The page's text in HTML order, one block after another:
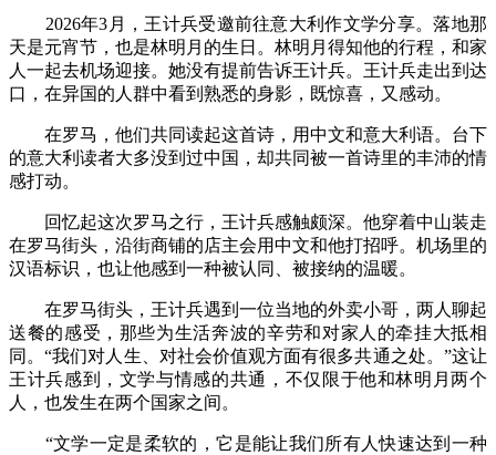
2026年3月，王计兵受邀前往意大利作文学分享。落地那
天是元宵节，也是林明月的生日。林明月得知他的行程，和家
人一起去机场迎接。她没有提前告诉王计兵。王计兵走出到达
口，在异国的人群中看到熟悉的身影，既惊喜，又感动。
在罗马，他们共同读起这首诗，用中文和意大利语。台下
的意大利读者大多没到过中国，却共同被一首诗里的丰沛的情
感打动。
回忆起这次罗马之行，王计兵感触颇深。他穿着中山装走
在罗马街头，沿街商铺的店主会用中文和他打招呼。机场里的
汉语标识，也让他感到一种被认同、被接纳的温暖。
在罗马街头，王计兵遇到一位当地的外卖小哥，两人聊起
送餐的感受，那些为生活奔波的辛劳和对家人的牵挂大抵相
同。“我们对人生、对社会价值观方面有很多共通之处。”这让
王计兵感到，文学与情感的共通，不仅限于他和林明月两个
人，也发生在两个国家之间。
“文学一定是柔软的，它是能让我们所有人快速达到一种